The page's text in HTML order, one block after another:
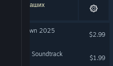
до ваших
Outer Town 2025
$2.99
Original Soundtrack
$1.99